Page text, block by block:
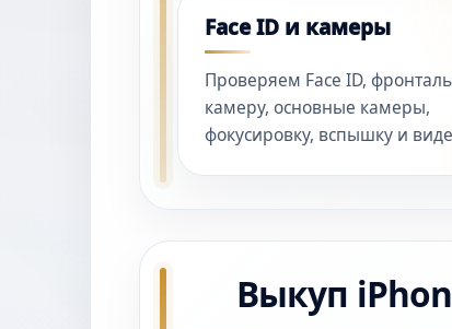
Face ID и камеры
Проверяем Face ID,
камеру, основные камеры,
фокусировку, вспышку и
Выкуп